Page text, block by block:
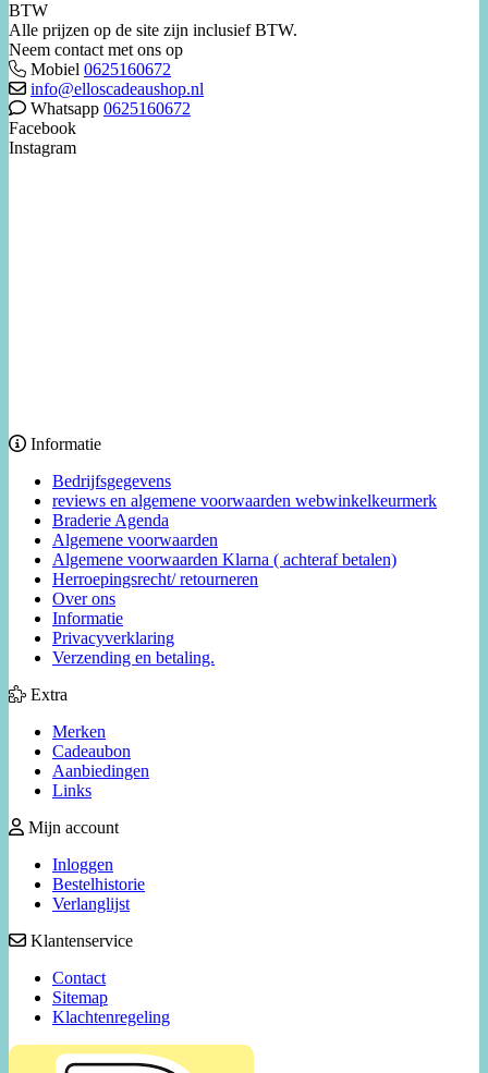
BTW
Alle prijzen op de site zijn inclusief BTW.
Neem contact met ons op
Mobiel 0625160672
info@elloscadeaushop.nl
Whatsapp 0625160672
Facebook
Instagram
Informatie
Bedrijfsgegevens
reviews en algemene voorwaarden webwinkelkeurmerk
Braderie Agenda
Algemene voorwaarden
Algemene voorwaarden Klarna ( achteraf betalen)
Herroepingsrecht/ retourneren
Over ons
Informatie
Privacyverklaring
Verzending en betaling.
Extra
Merken
Cadeaubon
Aanbiedingen
Links
Mijn account
Inloggen
Bestelhistorie
Verlanglijst
Klantenservice
Contact
Sitemap
Klachtenregeling